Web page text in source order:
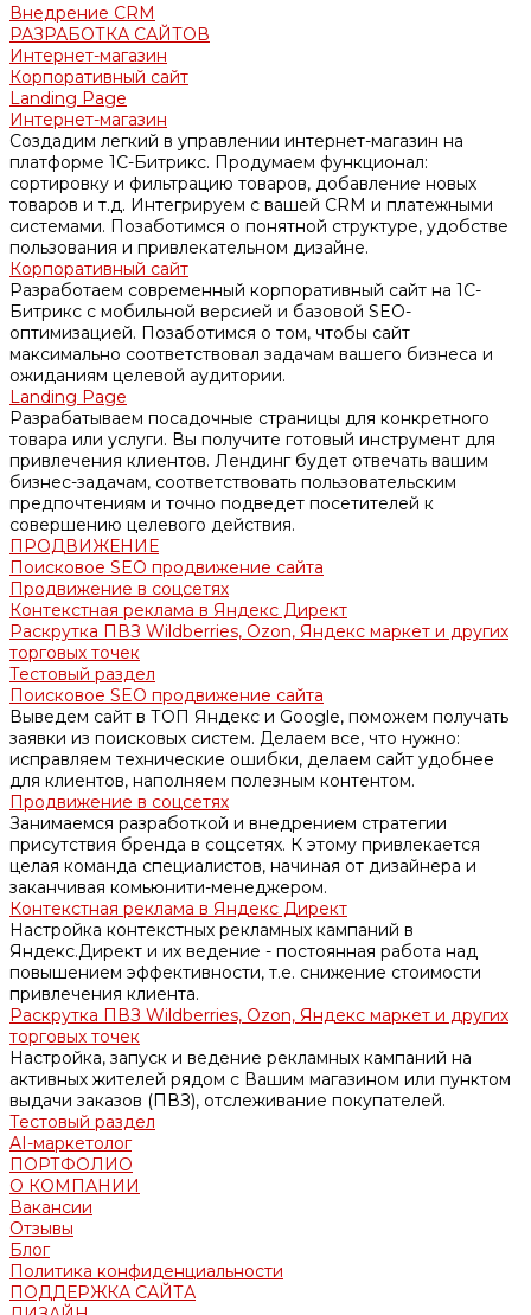
Внедрение CRM
РАЗРАБОТКА САЙТОВ
Интернет-магазин
Корпоративный сайт
Landing Page
Интернет-магазин
Создадим легкий в управлении интернет-магазин на
платформе 1С-Битрикс. Продумаем функционал:
сортировку и фильтрацию товаров, добавление новых
товаров и т.д. Интегрируем с вашей CRM и платежными
системами. Позаботимся о понятной структуре, удобстве
пользования и привлекательном дизайне.
Корпоративный сайт
Разработаем современный корпоративный сайт на 1С-
Битрикс с мобильной версией и базовой SEO-
оптимизацией. Позаботимся о том, чтобы сайт
максимально соответствовал задачам вашего бизнеса и
ожиданиям целевой аудитории.
Landing Page
Разрабатываем посадочные страницы для конкретного
товара или услуги. Вы получите готовый инструмент для
привлечения клиентов. Лендинг будет отвечать вашим
бизнес-задачам, соответствовать пользовательским
предпочтениям и точно подведет посетителей к
совершению целевого действия.
ПРОДВИЖЕНИЕ
Поисковое SEO продвижение сайта
Продвижение в соцсетях
Контекстная реклама в Яндекс Директ
Раскрутка ПВЗ Wildberries, Ozon, Яндекс маркет и других
торговых точек
Тестовый раздел
Поисковое SEO продвижение сайта
Выведем сайт в ТОП Яндекс и Google, поможем получать
заявки из поисковых систем. Делаем все, что нужно:
исправляем технические ошибки, делаем сайт удобнее
для клиентов, наполняем полезным контентом.
Продвижение в соцсетях
Занимаемся разработкой и внедрением стратегии
присутствия бренда в соцсетях. К этому привлекается
целая команда специалистов, начиная от дизайнера и
заканчивая комьюнити-менеджером.
Контекстная реклама в Яндекс Директ
Настройка контекстных рекламных кампаний в
Яндекс.Директ и их ведение - постоянная работа над
повышением эффективности, т.е. снижение стоимости
привлечения клиента.
Раскрутка ПВЗ Wildberries, Ozon, Яндекс маркет и других
торговых точек
Настройка, запуск и ведение рекламных кампаний на
активных жителей рядом с Вашим магазином или пунктом
выдачи заказов (ПВЗ), отслеживание покупателей.
Тестовый раздел
AI-маркетолог
ПОРТФОЛИО
О КОМПАНИИ
Вакансии
Отзывы
Блог
Политика конфиденциальности
ПОДДЕРЖКА САЙТА